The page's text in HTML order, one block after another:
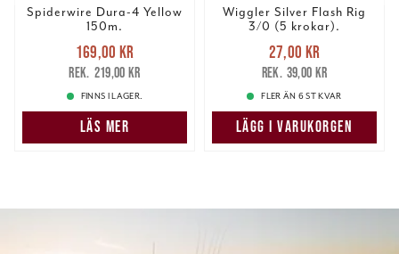
Spiderwire Dura-4 Yellow
150m.
Nuvarande pris
169,00 krTidigare pris
219,00 kr
169,00 kr
219,00 kr
FINNS I LAGER.
LÄS MER
Wiggler Silver Flash Rig
3/0 (5 krokar).
Nuvarande pris
27,00 krTidigare pris
39,00 kr
27,00 kr
39,00 kr
FLER ÄN 6 ST KVAR
LÄGG I VARUKORGEN